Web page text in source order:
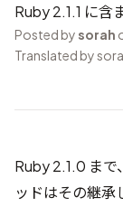
Ruby 2.1.1 に
Posted by sorah
Translated by
Ruby 2.1.0 まで、
ッドはその継承